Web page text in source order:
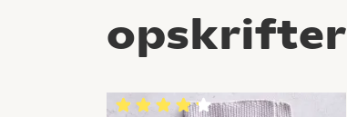
opskrifter